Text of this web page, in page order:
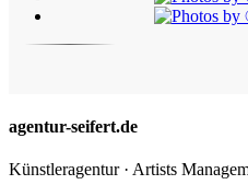
agentur-seifert.de
Künstleragentur · Artists